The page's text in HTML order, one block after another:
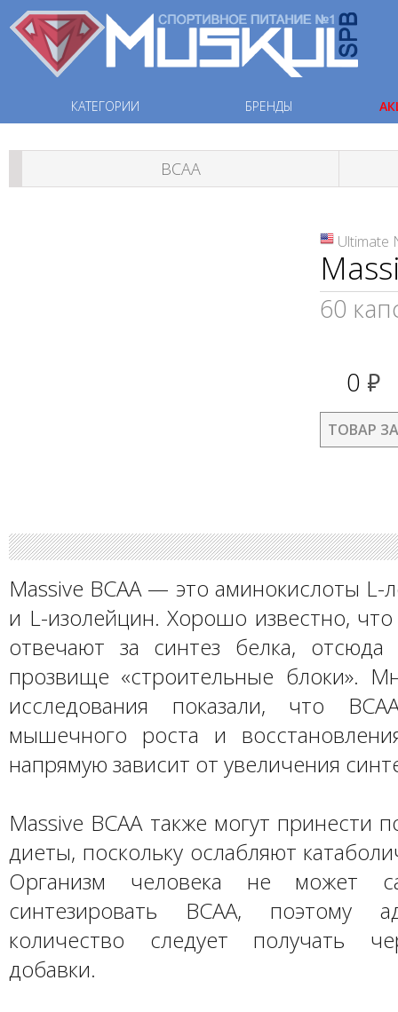
КАТЕГОРИИ БРЕНДЫ
ВСАА
Ultimate
60
0 руб.
ТОВАР
Massive BCAA — это аминокислоты L-
и L-изолейцин. Хорошо известно,
отвечают за синтез белка,
прозвище «строительные блоки».
исследования показали, что
мышечного роста и
напрямую зависит от увеличения
Massive BCAA также могут принести
диеты, поскольку ослабляют
Организм человека не может
синтезировать BCAA, поэтому
количество следует получать
добавки.